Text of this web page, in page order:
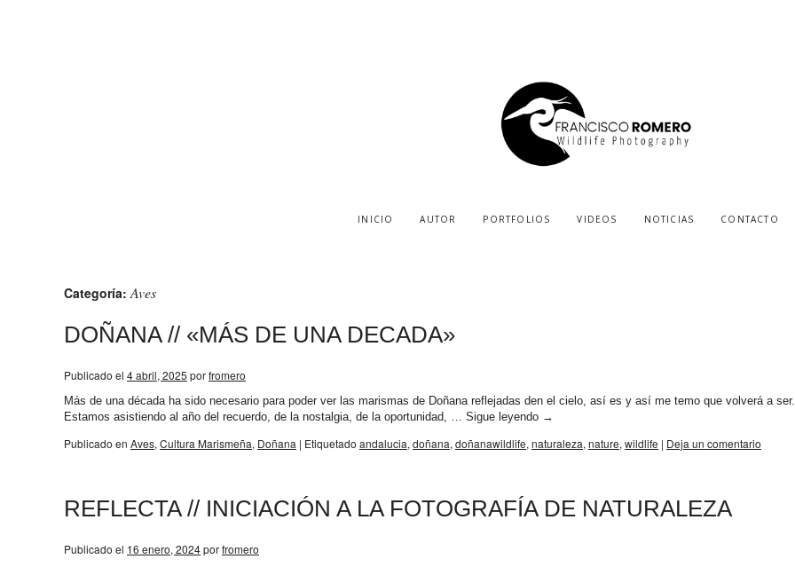
INICIO AUTOR PORTFOLIOS VIDEOS NOTICIAS CONTACTO
Categoría:Aves
DOÑANA // «MÁS DE UNA DECADA»
Publicado el 4 abril, 2025 porfromero
Más de una década ha sido necesario para poder ver las marismas de Doñana reflejadas den el cielo, así es y así me temo que volverá a ser.
Estamos asistiendo al año del recuerdo, de la nostalgia, de la oportunidad, … Sigue leyendo →
Publicado en Aves, Cultura Marismeña, Doñana | Etiquetado andalucia, doñana, doñanawildlife, naturaleza, nature, wildlife | Deja un comentario
REFLECTA // INICIACIÓN A LA FOTOGRAFÍA DE NATURALEZA
Publicado el 16 enero, 2024porfromero